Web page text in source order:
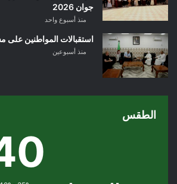
جوان 2026
منذ أسبوع واحد
استقبالات المواطنين على
منذ أسبوعين
الطقس